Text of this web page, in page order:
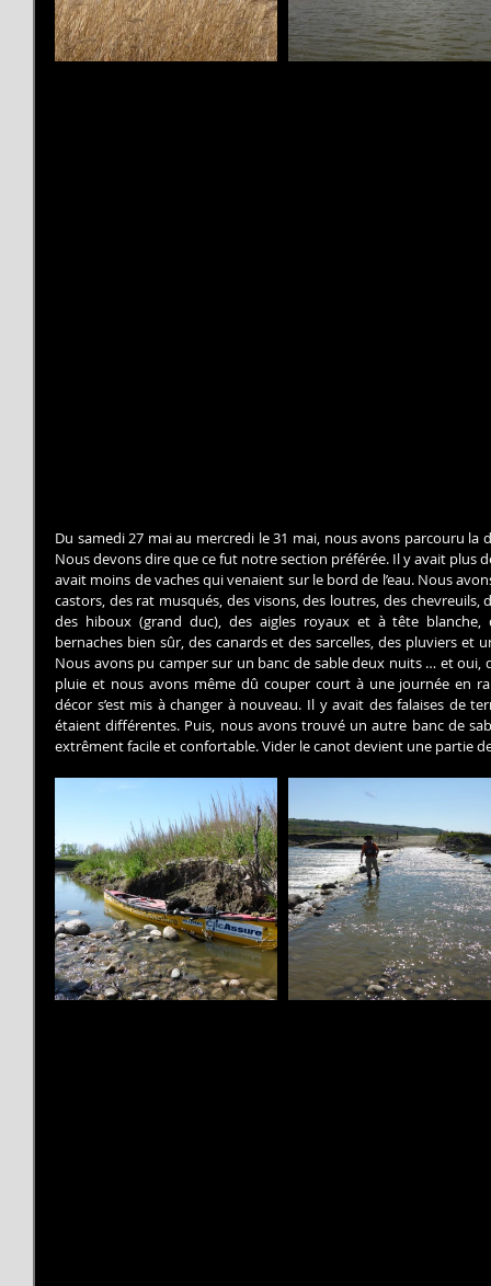
Du samedi 27 mai au mercredi le 31 mai, nous avons parcouru la
Nous devons dire que ce fut notre section préférée. Il y avait plus
avait moins de vaches qui venaient sur le bord de l’eau. Nous
castors, des rat musqués, des visons, des loutres, des chevreuils,
des hiboux (grand duc), des aigles royaux et à tête blanche,
bernaches bien sûr, des canards et des sarcelles, des pluviers et
Nous avons pu camper sur un banc de sable deux nuits … et oui,
pluie et nous avons même dû couper court à une journée en
décor s’est mis à changer à nouveau. Il y avait des falaises de
étaient différentes. Puis, nous avons trouvé un autre banc de
extrêment facile et confortable. Vider le canot devient une partie